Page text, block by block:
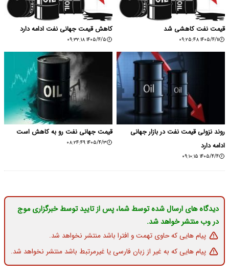
قیمت نفت کاهشی شد
۱۴۰۵/۴/۱۱ ۰۹:۲۵:۴۸
کاهش قیمت جهانی نفت ادامه دارد
۱۴۰۵/۴/۵ ۰۹:۳۲:۱۸
روند نزولی قیمت نفت در بازار جهانی
ادامه دارد
۱۴۰۵/۴/۴ ۰۹:۱۰:۱۵
قیمت جهانی نفت رو به کاهش است
۱۴۰۵/۴/۳ ۰۸:۲۴:۴۹
دیدگاه های ارسال شده توسط شما، پس از تایید توسط خبرگزاری موج
در وب منتشر خواهد شد.
پیام هایی که حاوی تهمت و افترا باشد منتشر نخواهد شد.
پیام هایی که به غیر از زبان فارسی یا غیرمرتبط باشد منتشر نخواهد شد.